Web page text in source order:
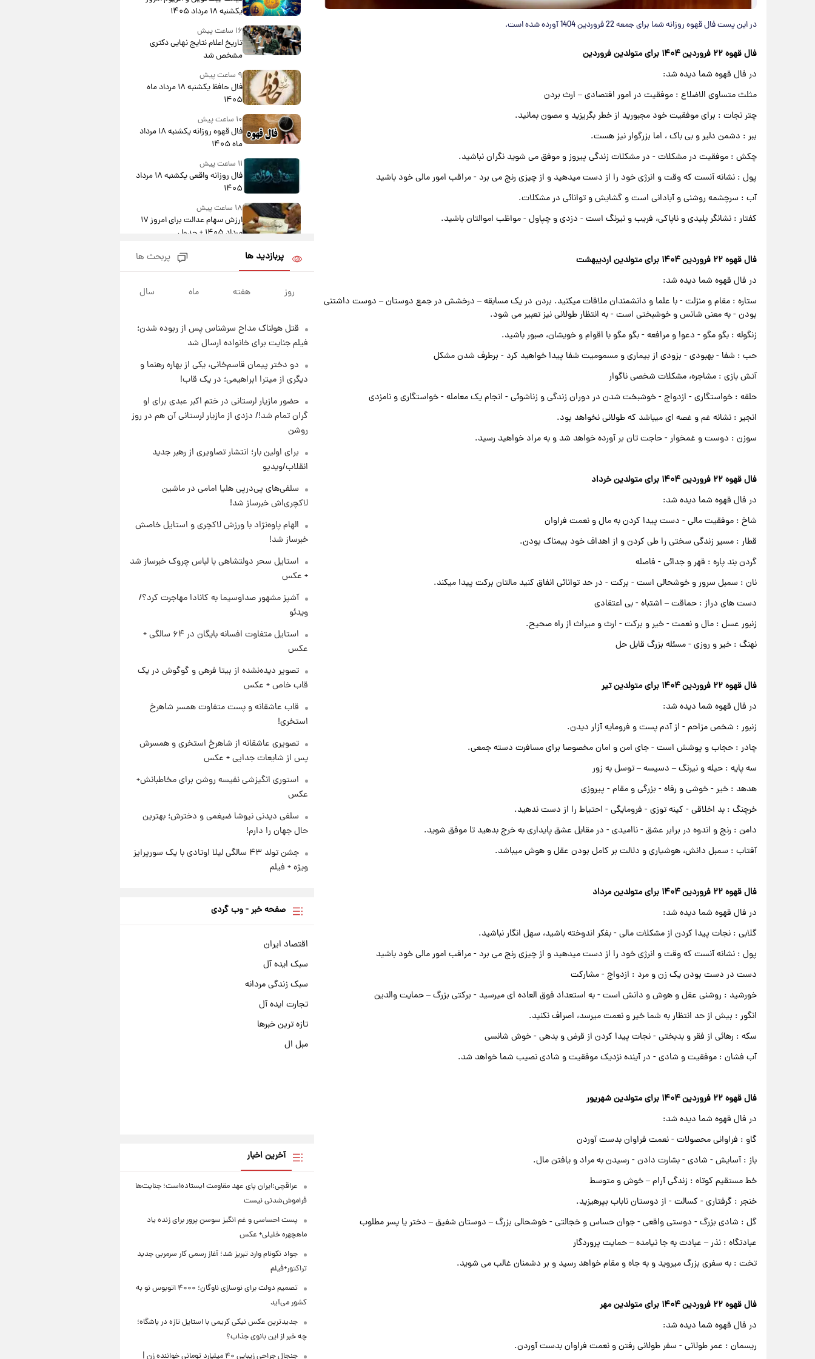
در این پست فال قهوه روزانه شما برای جمعه 22 فروردین 1404 آورده شده است.
فال قهوه ۲۲ فروردین ۱۴۰۴ برای متولدین فروردین
در فال قهوه شما دیده شد:
مثلث متساوی الاضلاع : موفقیت در امور اقتصادی – ارث بردن
چتر نجات : برای موفقیت خود مجبورید از خطر بگریزید و مصون بمانید.
ببر : دشمن دلیر و بی باک ، اما بزرگوار نیز هست.
چکش : موفقیت در مشکلات - در مشکلات زندگی پیروز و موفق می شوید نگران نباشید.
پول : نشانه آنست که وقت و انرژی خود را از دست میدهید و از چیزی رنج می برد - مراقب امور مالی خود باشید
آب : سرچشمه روشنی و آبادانی است و گشایش و توانائی در مشکلات.
کفتار : نشانگر پلیدی و ناپاکی، فریب و نیرنگ است - دزدی و چپاول - مواظب اموالتان باشید.
فال قهوه ۲۲ فروردین ۱۴۰۴ برای متولدین اردیبهشت
در فال قهوه شما دیده شد:
ستاره : مقام و منزلت - با علما و دانشمندان ملاقات میکنید. بردن در یک مسابقه – درخشش در جمع دوستان – دوست داشتنی
بودن - به معنی شانس و خوشبختی است - به انتظار طولانی نیز تعبیر می شود.
زنگوله : بگو مگو - دعوا و مرافعه - بگو مگو با اقوام و خویشان، صبور باشید.
حب : شفا - بهبودی - بزودی از بیماری و مسمومیت شفا پیدا خواهید کرد - برطرف شدن مشکل
آتش بازی : مشاجره، مشکلات شخصی ناگوار
حلقه : خواستگاری - ازدواج - خوشبخت شدن در دوران زندگی و زناشوئی - انجام یک معامله - خواستگاری و نامزدی
انجیر : نشانه غم و غصه ای میباشد که طولانی نخواهد بود.
سوزن : دوست و غمخوار - حاجت تان بر آورده خواهد شد و به مراد خواهید رسید.
فال قهوه ۲۲ فروردین ۱۴۰۴ برای متولدین خرداد
در فال قهوه شما دیده شد:
شاخ : موفقیت مالی - دست پیدا کردن به مال و نعمت فراوان
قطار : مسیر زندگی سختی را طی کردن و از اهداف خود بیمناک بودن.
گردن بند پاره : قهر و جدائی - فاصله
نان : سمبل سرور و خوشحالی است - برکت - در حد توانائی انفاق کنید مالتان برکت پیدا میکند.
دست های دراز : حماقت – اشتباه - بی اعتقادی
زنبور عسل : مال و نعمت - خیر و برکت - ارث و میراث از راه صحیح.
نهنگ : خیر و روزی - مسئله بزرگ قابل حل
فال قهوه ۲۲ فروردین ۱۴۰۴ برای متولدین تیر
در فال قهوه شما دیده شد:
زنبور : شخص مزاحم - از آدم پست و فرومایه آزار دیدن.
چادر : حجاب و پوشش است - جای امن و امان مخصوصا برای مسافرت دسته جمعی.
سه پایه : حیله و نیرنگ – دسیسه – توسل به زور
هدهد : خیر - خوشی و رفاه - بزرگی و مقام - پیروزی
خرچنگ : بد اخلاقی - کینه توزی - فرومایگی - احتیاط را از دست ندهید.
دامن : رنج و اندوه در برابر عشق - ناامیدی - در مقابل عشق پایداری به خرج بدهید تا موفق شوید.
آفتاب : سمبل دانش، هوشیاری و دلالت بر کامل بودن عقل و هوش میباشد.
فال قهوه ۲۲ فروردین ۱۴۰۴ برای متولدین مرداد
در فال قهوه شما دیده شد:
گلابی : نجات پیدا کردن از مشکلات مالی - بفکر اندوخته باشید، سهل انگار نباشید.
پول : نشانه آنست که وقت و انرژی خود را از دست میدهید و از چیزی رنج می برد - مراقب امور مالی خود باشید
دست در دست بودن یک زن و مرد : ازدواج - مشارکت
خورشید : روشنی عقل و هوش و دانش است - به استعداد فوق العاده ای میرسید - برکتی بزرگ – حمایت والدین
انگور : بیش از حد انتظار به شما خیر و نعمت میرسد، اصراف نکنید.
سکه : رهائی از فقر و بدبختی - نجات پیدا کردن از قرض و بدهی - خوش شانسی
آب فشان : موفقیت و شادی - در آینده نزدیک موفقیت و شادی نصیب شما خواهد شد.
فال قهوه ۲۲ فروردین ۱۴۰۴ برای متولدین شهریور
در فال قهوه شما دیده شد:
گاو : فراوانی محصولات - نعمت فراوان بدست آوردن
باز : آسایش - شادی - بشارت دادن - رسیدن به مراد و یافتن مال.
خط مستقیم کوتاه : زندگی آرام – خوش و متوسط
خنجر : گرفتاری - کسالت - از دوستان ناباب بپرهیزید.
گل : شادی بزرگ - دوستی واقعی - جوان حساس و خجالتی - خوشحالی بزرگ – دوستان شفیق – دختر یا پسر مطلوب
عبادتگاه : نذر – عبادت به جا نیامده – حمایت پروردگار
تخت : به سفری بزرگ میروید و به جاه و مقام خواهد رسید و بر دشمنان غالب می شوید.
فال قهوه ۲۲ فروردین ۱۴۰۴ برای متولدین مهر
در فال قهوه شما دیده شد:
ریسمان : عمر طولانی - سفر طولانی رفتن و نعمت فراوان بدست آوردن.
یکشنبه ۱۸ مرداد ۱۴۰۵
۱۶ ساعت پیش
تاریخ اعلام نتایج نهایی دکتری
مشخص شد
۹ ساعت پیش
فال حافظ یکشنبه ۱۸ مرداد ماه
۱۴۰۵
۱۰ ساعت پیش
فال قهوه روزانه یکشنبه ۱۸ مرداد
ماه ۱۴۰۵
۱۱ ساعت پیش
فال روزانه واقعی یکشنبه ۱۸ مرداد
۱۴۰۵
۱۸ ساعت پیش
ارزش سهام عدالت برای امروز ۱۷
مرداد ۱۴۰۵ + جدول
لیونل مسی عزادار شد! + جزئیات
۲۲ ساعت پیش
آمریکا + فیلم
۲۳ ساعت پیش
برای اولین بار؛ انتشار تصاویری از
رهبر جدید انقلاب/ویدیو
۲۳ ساعت پیش
تصاویر عمامه بستن به شیوه
خاتمی/ویدیو
پربازدید ها پربحث ها
روز هفته ماه سال
قتل هولناک مداح سرشناس پس از ربوده شدن؛
فیلم جنایت برای خانواده ارسال شد
دو دختر پیمان قاسم‌خانی، یکی از بهاره رهنما و
دیگری از میترا ابراهیمی؛ در یک قاب!
حضور مازیار لرستانی در ختم اکبر عبدی برای او
گران تمام شد!/ دزدی از مازیار لرستانی آن هم در روز
روشن
برای اولین بار؛ انتشار تصاویری از رهبر جدید
انقلاب/ویدیو
سلفی‌های پی‌درپی هلیا امامی در ماشین
لاکچری‌اش خبرساز شد!
الهام پاوه‌نژاد با ورزش لاکچری و استایل خاصش
خبرساز شد!
استایل سحر دولتشاهی با لباس چروک خبرساز شد
+ عکس
آشپز مشهور صداوسیما به کانادا مهاجرت کرد؟/
ویدئو
استایل متفاوت افسانه بایگان در ۶۴ سالگی +
عکس
تصویر دیده‌نشده از بیتا فرهی و گوگوش در یک
قاب خاص + عکس
قاب عاشقانه و پست متفاوت همسر شاهرخ
استخری!
تصویری عاشقانه از شاهرخ استخری و همسرش
پس از شایعات جدایی + عکس
استوری انگیزشی نفیسه روشن برای مخاطبانش+
عکس
سلفی دیدنی نیوشا ضیغمی و دخترش؛ بهترین
حال جهان را دارم!
جشن تولد ۴۳ سالگی لیلا اوتادی با یک سورپرایز
ویژه + فیلم
صفحه خبر - وب گردی
اقتصاد ایران
سبک ایده آل
سبک زندگی مردانه
تجارت ایده آل
تازه ترین خبرها
مبل ال
آخرین اخبار
عراقچی:ایران پای عهد مقاومت ایستاده‌است؛ جنایت‌ها
فراموش‌شدنی نیست
پست احساسی و غم انگیز سوسن پرور برای زنده یاد
ماهچهره خلیلی+ عکس
جواد نکونام وارد تبریز شد؛ آغاز رسمی کار سرمربی جدید
تراکتور+فیلم
تصمیم دولت برای نوسازی ناوگان؛ ۴۰۰۰ اتوبوس نو به
کشور می‌آید
جدیدترین عکس نیکی کریمی با استایل تازه در باشگاه؛
چه خبر از این بانوی جذاب؟
جنجال جراحی زیبایی ۴۰ میلیارد تومانی خواننده زن |